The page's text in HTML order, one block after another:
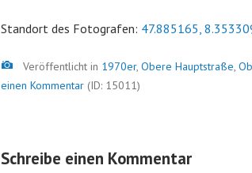
Standort des Fotografen: 47.885165,
Bild
Veröffentlicht in 1970er, Obere Hauptstraße,
einen Kommentar (ID: 15011)
Schreibe einen Kommentar